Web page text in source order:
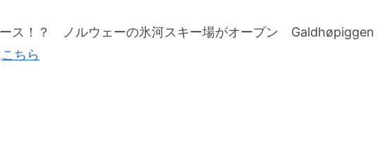
ス！？ ノルウェーの氷河スキー場がオープン Galdhøpiggen
こちら